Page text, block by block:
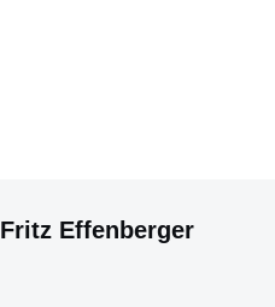
Fritz Effenberger